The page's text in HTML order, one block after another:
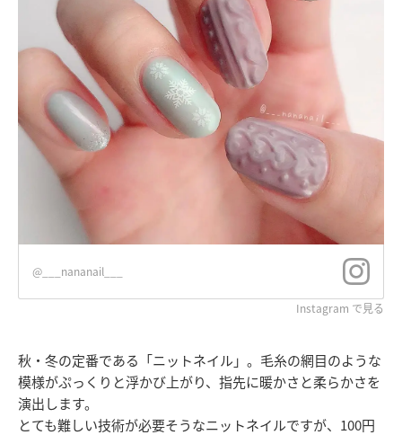
@___nananail___
Instagram で見る
秋・冬の定番である「ニットネイル」。毛糸の網目のような
模様がぷっくりと浮かび上がり、指先に暖かさと柔らかさを
演出します。
とても難しい技術が必要そうなニットネイルですが、100円